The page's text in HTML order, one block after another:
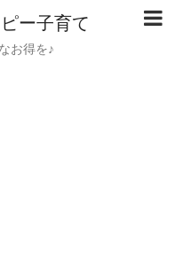
ー子育て
お得を♪